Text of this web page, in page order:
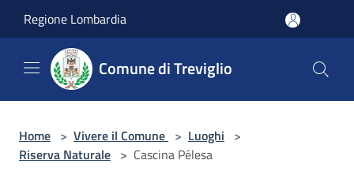
Regione Lombardia
Comune di Treviglio
Home > Vivere il Comune > Luoghi >
Riserva Naturale > Cascina Pélesa